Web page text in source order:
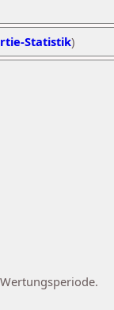
Statistik)